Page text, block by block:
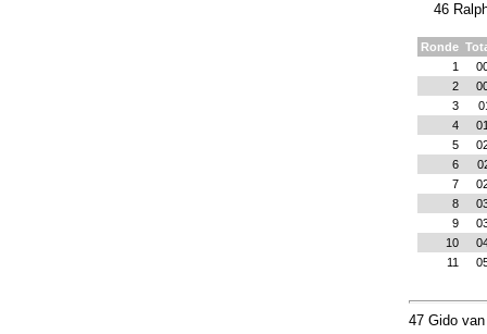
46
Ronde
1
2
3
4
5
6
7
8
9
10
11
47 Gido